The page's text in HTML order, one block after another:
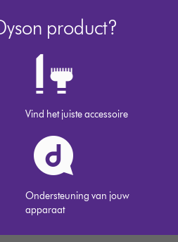
product?
Vind het juiste accessoire
Ondersteuning van jouw
apparaat